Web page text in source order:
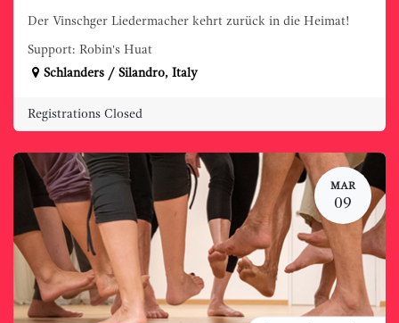
Der Vinschger Liedermacher kehrt zurück in die Heimat!
Support: Robin's Huat
Schlanders / Silandro, Italy
Registrations Closed
MAR
09